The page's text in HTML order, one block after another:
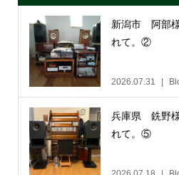
新潟市 阿部
れて。②
2026.07.31
兵庫県 銑野
れて。⑤